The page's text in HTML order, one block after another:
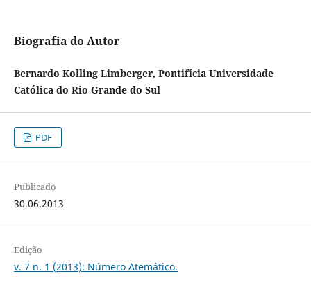
Biografia do Autor
Bernardo Kolling Limberger, Pontifícia Universidade
Católica do Rio Grande do Sul
PDF
Publicado
30.06.2013
Edição
v. 7 n. 1 (2013): Número Atemático.